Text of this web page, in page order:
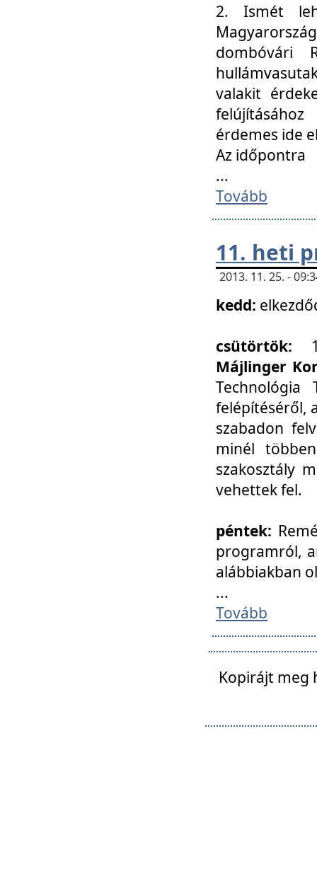
2. Ismét
dombóvári
valakit
érdemes ide
Az időpontra
...
Tovább
11. heti
2013. 11. 25. -
kedd:
csütörtök:
Májlinger
Technológia
felépítéséről,
szabadon
minél
szakosztály
vehettek fel.
péntek:
programról,
alábbiakban
...
Tovább
Kopirájt meg